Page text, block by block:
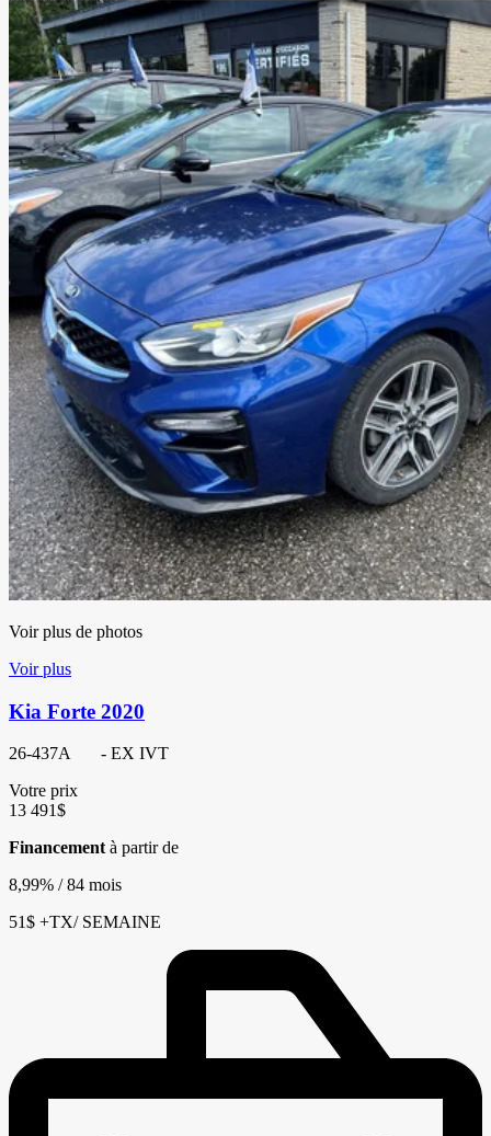
Voir plus de photos
Voir plus
Kia Forte 2020
26-437A
- EX IVT
Votre prix
13 491$
Financementà partir de
8,99% / 84 mois
51$ +TX/ SEMAINE